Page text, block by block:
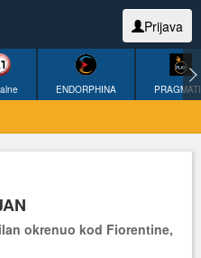
Prijava
ENDORPHINA
okrenuo kod Fiorentine,